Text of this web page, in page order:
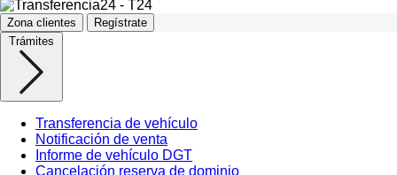
Zona clientes
Regístrate
Trámites
Transferencia de vehículo
Notificación de venta
Informe de vehículo DGT
Cancelación reserva de dominio